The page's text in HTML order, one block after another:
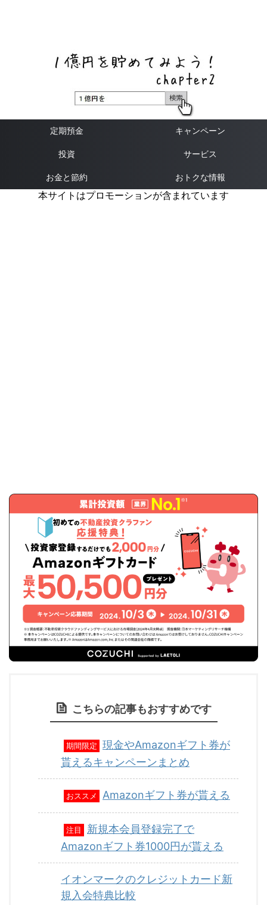
定期預金 キャンペーン
投資 サービス
お金と節約 おトクな情報
本サイトはプロモーションが含まれています
こちらの記事もおすすめです
期間限定
現金やAmazonギフト券が
貰えるキャンペーンまとめ
おススメ Amazonギフト券が貰える
注目
新規本会員登録完了で
Amazonギフト券1000円が貰える
イオンマークのクレジットカード新
規入会特典比較